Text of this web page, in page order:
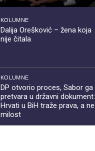
KOLUMNE
Dalija Orešković – žena koja
nije čitala
KOLUMNE
DP otvorio proces, Sabor ga
pretvara u državni dokument:
Hrvati u BiH traže prava, a ne
milost